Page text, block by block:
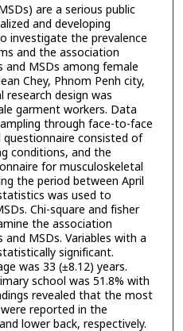
are a serious public
and developing
investigate the prevalence
and the association
MSDs among female
Chey, Phnom Penh city,
research design was
garment workers. Data
through face-to-face
consisted of
conditions, and the
for musculoskeletal
the period between April
was used to
Chi-square and fisher
the association
MSDs. Variables with a
significant.
was 33 (±8.12) years.
school was 51.8% with
revealed that the most
reported in the
lower back, respectively.